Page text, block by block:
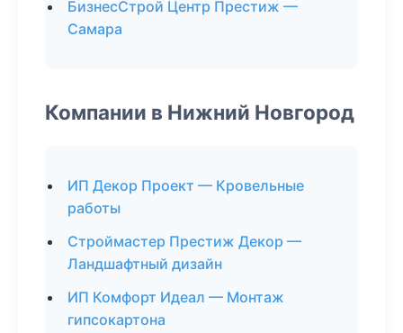
БизнесСтрой Центр Престиж —
Самара
Компании в Нижний Новгород
ИП Декор Проект — Кровельные
работы
Строймастер Престиж Декор —
Ландшафтный дизайн
ИП Комфорт Идеал — Монтаж
гипсокартона